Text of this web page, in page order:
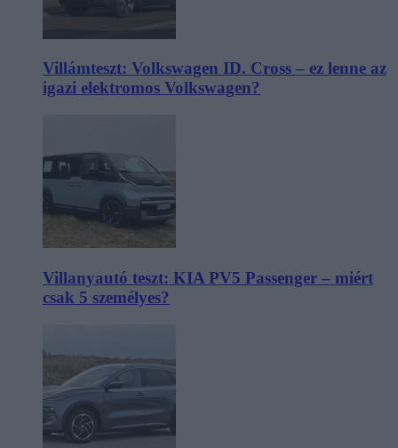
Villámteszt: Volkswagen ID. Cross – ez lenne az
igazi elektromos Volkswagen?
Villanyautó teszt: KIA PV5 Passenger – miért
csak 5 személyes?